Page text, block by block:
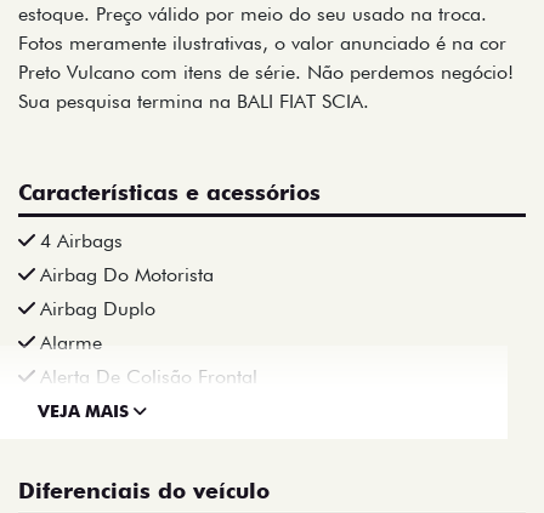
estoque. Preço válido por meio do seu usado na troca.
Fotos meramente ilustrativas, o valor anunciado é na cor
Preto Vulcano com itens de série. Não perdemos negócio!
Sua pesquisa termina na BALI FIAT SCIA.
Características e acessórios
4 Airbags
Airbag Do Motorista
Airbag Duplo
Alarme
Alerta De Colisão Frontal
VEJA MAIS
Diferenciais do veículo